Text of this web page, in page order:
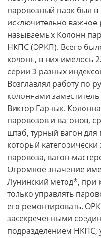
паровозный парк был в
исключительно важное
называемых Колонн
НКПС (ОРКП). Всего
колонн, в них имелось
серии Э разных
Возглавлял работу по
колоннами
Виктор Гарнык.
паровозов и вагонов,
штаб, турный вагон
который
паровоза, вагон-
Огромное значение
Лунинский метод*, при
только управлять
его ремонтировать.
засекреченными
подразделением НКПС,